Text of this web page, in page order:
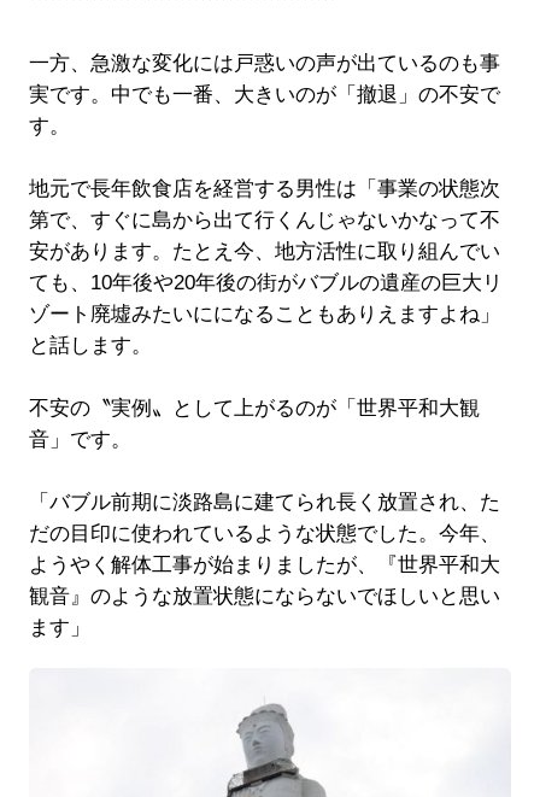
一方、急激な変化には戸惑いの声が出ているのも事
実です。中でも一番、大きいのが「撤退」の不安で
す。
地元で長年飲食店を経営する男性は「事業の状態次
第で、すぐに島から出て行くんじゃないかなって不
安があります。たとえ今、地方活性に取り組んでい
ても、10年後や20年後の街がバブルの遺産の巨大リ
ゾート廃墟みたいにになることもありえますよね」
と話します。
不安の〝実例〟として上がるのが「世界平和大観
音」です。
「バブル前期に淡路島に建てられ長く放置され、た
だの目印に使われているような状態でした。今年、
ようやく解体工事が始まりましたが、『世界平和大
観音』のような放置状態にならないでほしいと思い
ます」